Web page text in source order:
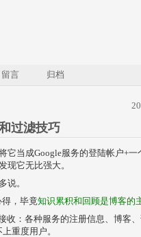
留言 归档
过滤技巧
它当成Google服务的登陆帐户+
现它无比强大。
说。
得，毕竟知识累积和回顾是博客的
收：各种服务的注册信息、博客
重度用户。